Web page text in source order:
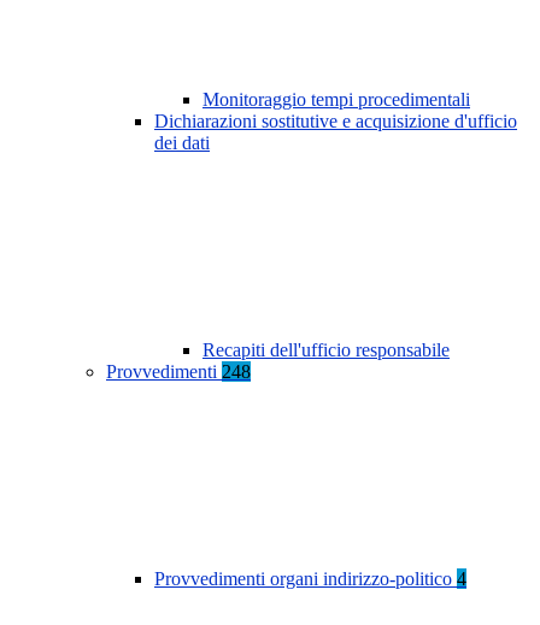
Monitoraggio tempi procedimentali
Dichiarazioni sostitutive e acquisizione d'ufficio
dei dati
Recapiti dell'ufficio responsabile
Provvedimenti 248
Provvedimenti organi indirizzo-politico 4